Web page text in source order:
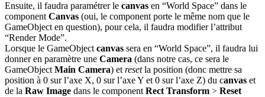
Ensuite, il faudra paramétrer le canvas en “World Space” dans le
component Canvas (oui, le component porte le même nom que le
GameObject en question), pour cela, il faudra modifier l’attribut
“Render Mode”.
Lorsque le GameObject canvas sera en “World Space”, il faudra lui
donner en paramètre une Camera (dans notre cas, ce sera le
GameObject Main Camera) et resetla position (donc mettre sa
position à 0 sur l’axe X, 0 sur l’axe Y et 0 sur l’axe Z) du canvas et
de la Raw Image dans le component Rect Transform > Reset